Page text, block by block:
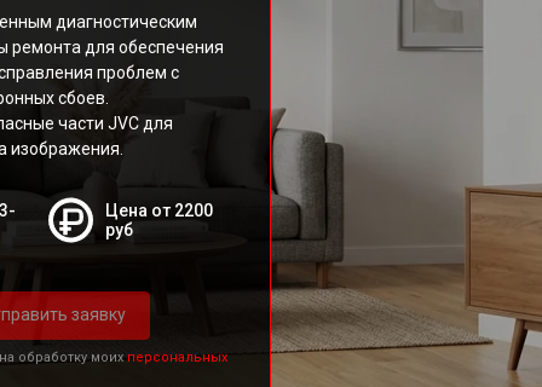
диагностическим
ремонта для обеспечения
проблем с
сбоев.
части JVC для
изображения.
Цена от 2200
руб
заявку
обработку моих персональных